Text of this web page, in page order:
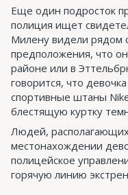
Еще один подросток
полиция ищет
Милену видели рядом
предположения, что
районе или в
говорится, что
спортивные штаны
блестящую куртку
Людей,
местонахождении
полицейское
горячую линию